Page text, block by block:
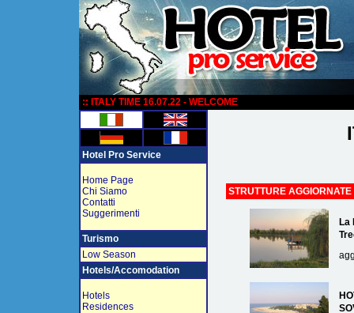
:: ITALY TIME 16.07.22 - WELCOME
Hotel Pro Service
Home Page
Chi Siamo
Contatti
Suggerimenti
Turismo
Low Season
Hotels/Accomodation
Hotels
Residences
STRUTTURE
La